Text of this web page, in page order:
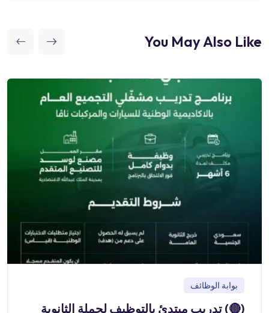
You May Also Like
بوابة الوظائف
(🔴) تدريب مبتدئ بالتوظيف لحملة الثانوية